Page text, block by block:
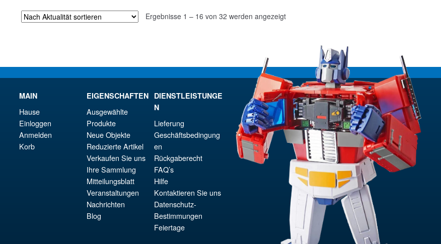
€135.18.
Ergebnisse 1 – 16 von 32 werden angezeigtNach
MAIN
Hause
Einloggen
Anmelden
Korb
EIGENSCHAFTEN
Ausgewählte
Produkte
Neue Objekte
Reduzierte Artikel
Verkaufen Sie uns
Ihre Sammlung
Mitteilungsblatt
Veranstaltungen
Nachrichten
Blog
DIENSTLEISTUNGE
N
Lieferung
Geschäftsbedingung
en
Rückgaberecht
FAQ’s
Hilfe
Kontaktieren Sie uns
Datenschutz-
Bestimmungen
Feiertage